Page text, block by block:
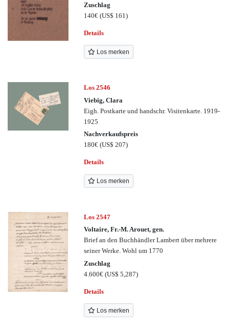
Zuschlag
140€(US$ 161)
Details
Los merken
Los 2546
Viebig, Clara
Eigh. Postkarte und handschr. Visitenkarte. 1919-
1925
Nachverkaufspreis
180€(US$ 207)
Details
Los merken
Los 2547
Voltaire, Fr.-M. Arouet, gen.
Brief an den Buchhändler Lambert über mehrere
seiner Werke. Wohl um 1770
Zuschlag
4.600€(US$ 5,287)
Details
Los merken